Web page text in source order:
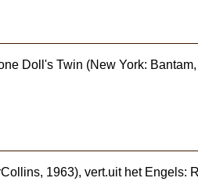
Doll's Twin (New York:
1963), vert.uit het Engels: